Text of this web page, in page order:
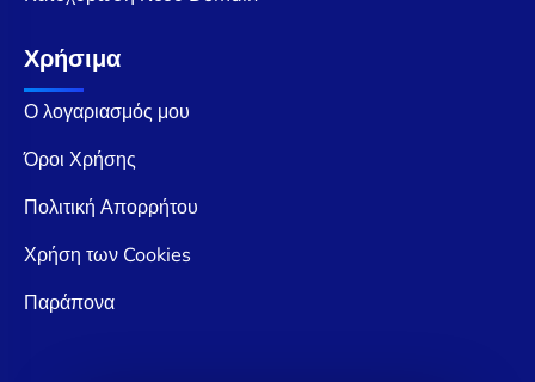
Χρήσιμα
Ο λογαριασμός μου
Όροι Χρήσης
Πολιτική Απορρήτου
Χρήση των Cookies
Παράπονα